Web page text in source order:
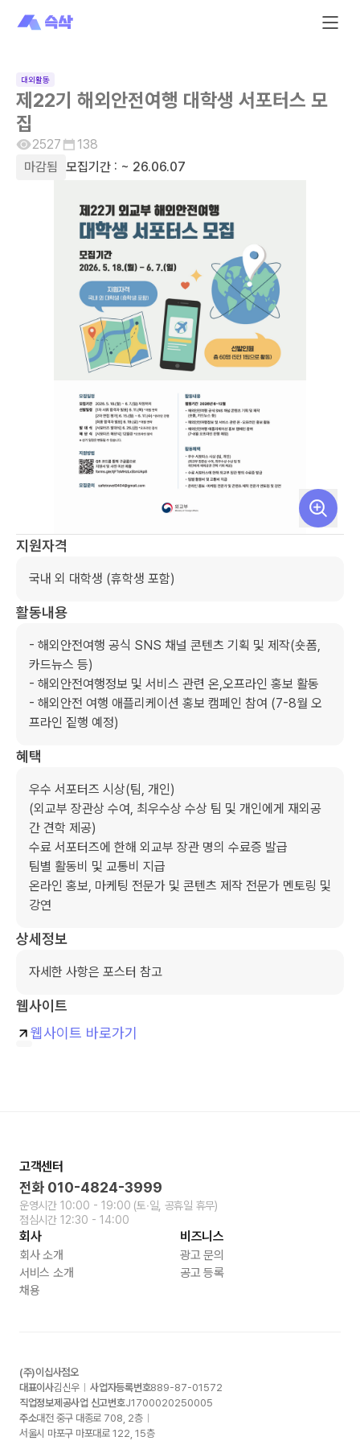
대외활동
제22기 해외안전여행 대학생 서포터스 모
집
2527
138
마감됨
모집기간 : ~ 26.06.07
지원자격
국내 외 대학생 (휴학생 포함)
활동내용
- 해외안전여행 공식 SNS 채널 콘텐츠 기획 및 제작(숏폼,
카드뉴스 등)
- 해외안전여행정보 및 서비스 관련 온,오프라인 홍보 활동
- 해외안전 여행 애플리케이션 홍보 캠페인 참여 (7-8월 오
프라인 짙행 예정)
혜택
우수 서포터즈 시상(팀, 개인)
(외교부 장관상 수여, 최우수상 수상 팀 및 개인에게 재외공
간 견학 제공)
수료 서포터즈에 한해 외교부 장관 명의 수료증 발급
팀별 활동비 및 교통비 지급
온라인 홍보, 마케팅 전문가 및 콘텐츠 제작 전문가 멘토링 및
강연
상세정보
자세한 사항은 포스터 참고
웹사이트
웹사이트 바로가기
고객센터
전화 010-4824-3999
운영시간 10:00 - 19:00 (토∙일, 공휴일 휴무)
점심시간 12:30 - 14:00
회사
회사 소개
서비스 소개
채용
비즈니스
광고 문의
공고 등록
(주)이십사점오
대표이사김신우 사업자등록번호889-87-01572
직업정보제공사업 신고번호J1700020250005
주소대전 중구 대종로 708, 2층
서울시 마포구 마포대로 122, 15층